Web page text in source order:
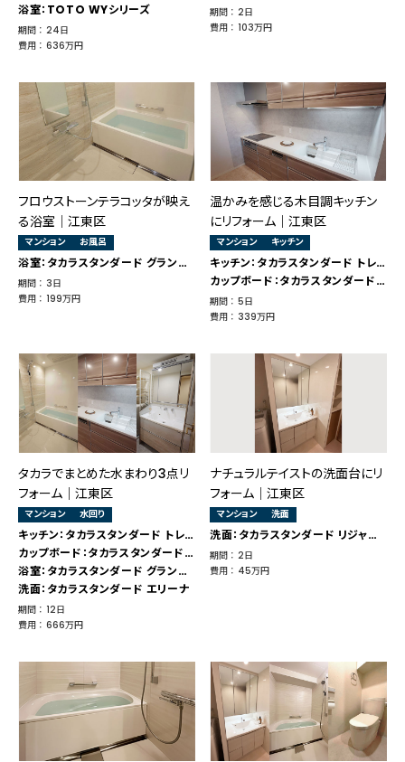
浴室：TOTO WYシリーズ
期間 ： 24日
費用 ： 636万円
期間 ： 2日
費用 ： 103万円
フロウストーンテラコッタが映え
る浴室｜江東区
マンション お風呂
浴室：タカラスタンダード グランスパ
期間 ： 3日
費用 ： 199万円
温かみを感じる木目調キッチン
にリフォーム｜江東区
マンション キッチン
キッチン：タカラスタンダード トレーシア
カップボード：タカラスタンダード トレーシア
期間 ： 5日
費用 ： 339万円
タカラでまとめた水まわり3点リ
フォーム｜江東区
マンション 水回り
キッチン：タカラスタンダード トレーシア
カップボード：タカラスタンダード トレーシア
浴室：タカラスタンダード グランスパ
洗面：タカラスタンダード エリーナ
期間 ： 12日
費用 ： 666万円
ナチュラルテイストの洗面台にリ
フォーム｜江東区
マンション 洗面
洗面：タカラスタンダード リジャスト
期間 ： 2日
費用 ： 45万円